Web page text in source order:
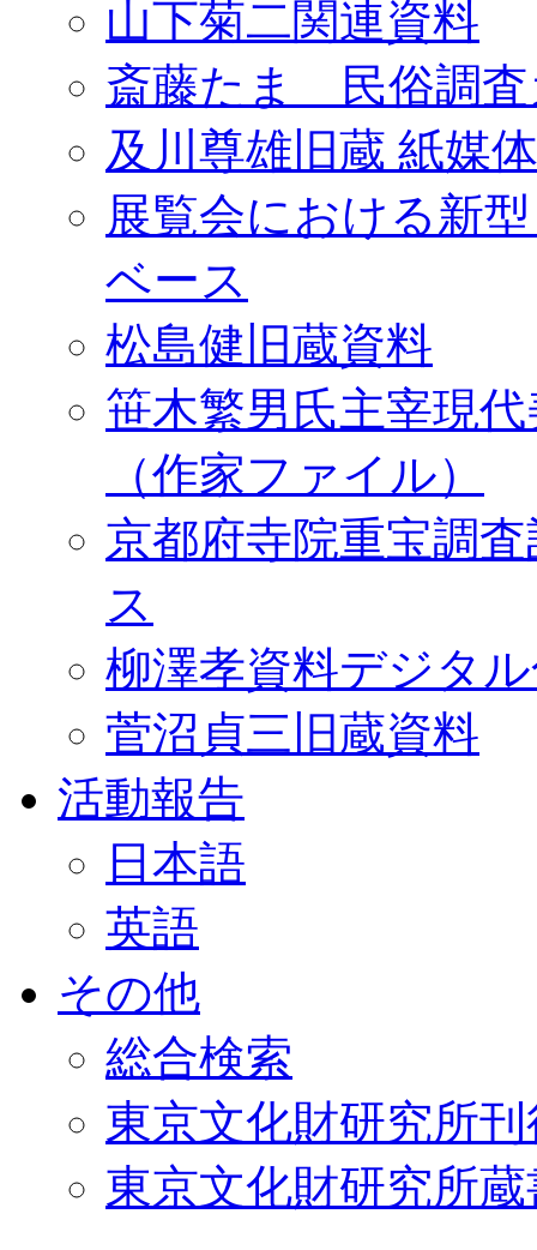
山下菊二関連資料
斎藤たま 民俗調査
及川尊雄旧蔵 紙媒
展覧会における新
ベース
松島健旧蔵資料
笹木繁男氏主宰現
（作家ファイル）
京都府寺院重宝調
ス
柳澤孝資料デジタ
菅沼貞三旧蔵資料
活動報告
日本語
英語
その他
総合検索
東京文化財研究所
東京文化財研究所